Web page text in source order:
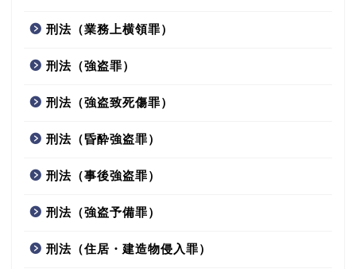
刑法（業務上横領罪）
刑法（強盗罪）
刑法（強盗致死傷罪）
刑法（昏酔強盗罪）
刑法（事後強盗罪）
刑法（強盗予備罪）
刑法（住居・建造物侵入罪）